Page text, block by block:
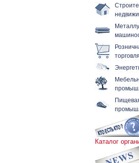
торговля
Каталог